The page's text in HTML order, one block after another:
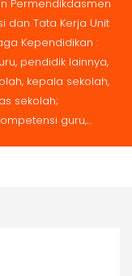
Permendikdasmen
dan Tata Kerja Unit
Kependidikan :
pendidik lainnya,
kepala sekolah,
sekolah;
guru,…